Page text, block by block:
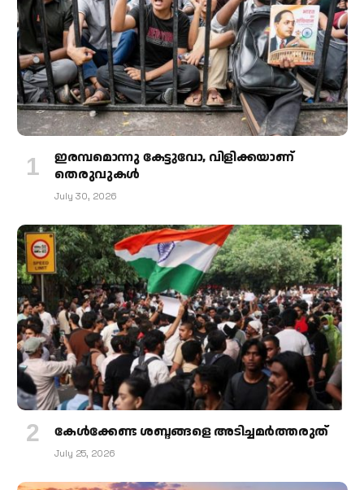
ഇരമ്പമൊന്നു കേട്ടുവോ, വിളിക്കയാണ്
തെരുവുകള്‍
July 30, 2026
കേള്‍ക്കേണ്ട ശബ്ദങ്ങളെ അടിച്ചമര്‍ത്തരുത്
July 25, 2026